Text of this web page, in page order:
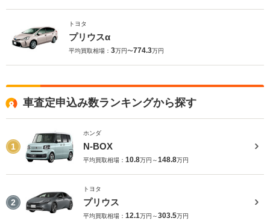
トヨタ
プリウスα
平均買取相場： 3万円〜774.3万円
車査定申込み数ランキングから探す
1
ホンダ
N-BOX
平均買取相場： 10.8万円～148.8万円
2
トヨタ
プリウス
平均買取相場： 12.1万円～303.5万円